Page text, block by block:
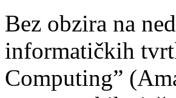
Bez obzira na
informatičkih
Computing”